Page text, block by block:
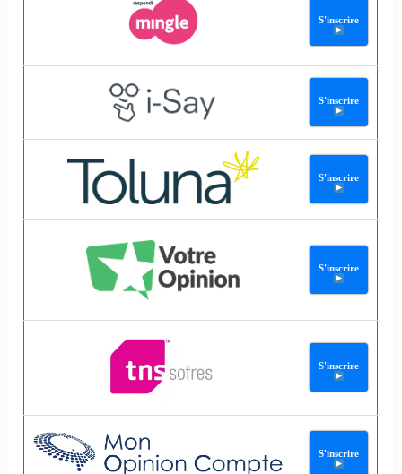
S'inscrire
S'inscrire
S'inscrire
S'inscrire
S'inscrire
S'inscrire